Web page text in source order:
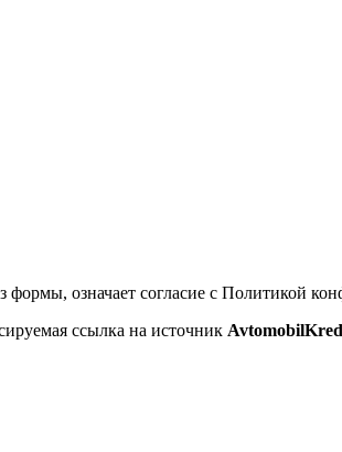
формы, означает согласие с Политикой
ссылка на источник